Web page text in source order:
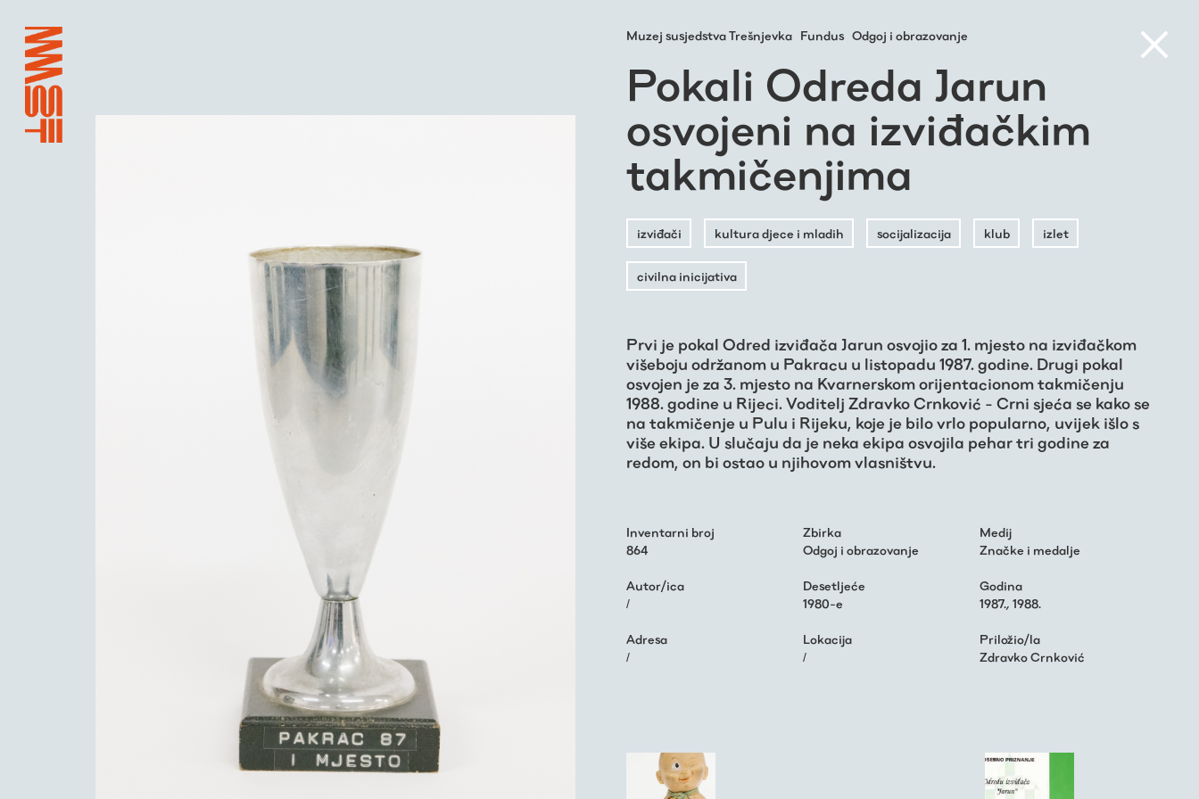
Muzej susjedstva Trešnjevka Fundus Odgoj i obrazovanje
Pokali Odreda Jarun
osvojeni na izviđačkim
takmičenjima
izviđači kultura djece i mladih socijalizacija klub izlet
civilna inicijativa
Prvi je pokal Odred izviđača Jarun osvojio za 1. mjesto na izviđačkom
višeboju održanom u Pakracu u listopadu 1987. godine. Drugi pokal
osvojen je za 3. mjesto na Kvarnerskom orijentacionom takmičenju
1988. godine u Rijeci. Voditelj Zdravko Crnković - Crni sjeća se kako se
na takmičenje u Pulu i Rijeku, koje je bilo vrlo popularno, uvijek išlo s
više ekipa. U slučaju da je neka ekipa osvojila pehar tri godine za
redom, on bi ostao u njihovom vlasništvu.
Inventarni broj
864
Zbirka
Odgoj i obrazovanje
Medij
Značke i medalje
Autor/ica
/
Desetljeće
1980-e
Godina
1987., 1988.
Adresa
/
Lokacija
/
Priložio/la
Zdravko Crnković